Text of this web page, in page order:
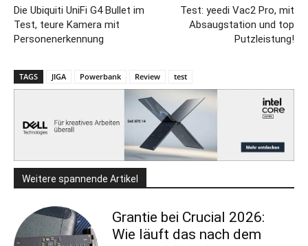
Die Ubiquiti UniFi G4 Bullet im
Test, teure Kamera mit
Personenerkennung
Test: yeedi Vac2 Pro, mit
Absaugstation und top
Putzleistung!
TAGS JIGA Powerbank Review test
Weitere spannende Artikel
Grantie bei Crucial 2026:
Wie läuft das nach dem